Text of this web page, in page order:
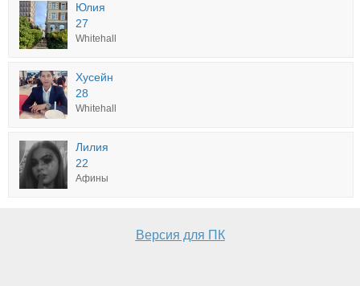
Юлия
27
Whitehall
Хусейн
28
Whitehall
Лилия
22
Афины
Версия для ПК